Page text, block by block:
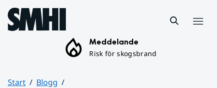
Hoppa till sidans innehåll
Meddelande
Risk för skogsbrand
Start
Blogg